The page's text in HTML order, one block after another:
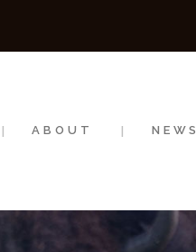
ABOUT NEWS